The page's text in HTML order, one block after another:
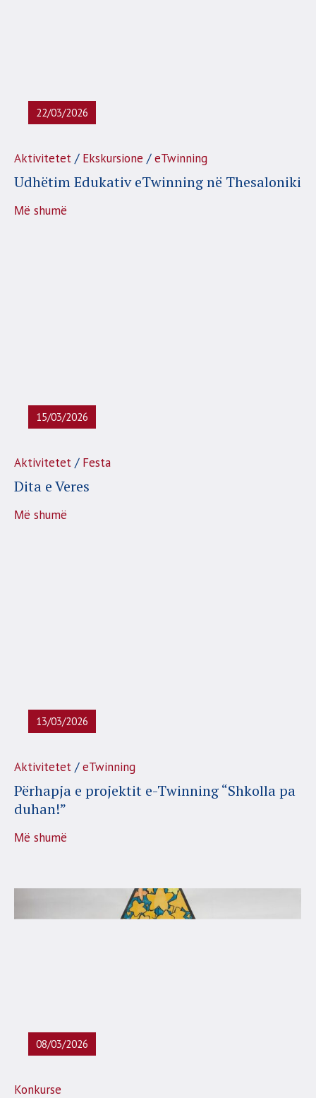
22/03/2026
Aktivitetet/ Ekskursione /eTwinning
Udhëtim Edukativ eTwinning në Thesaloniki
Μë shumë
15/03/2026
Aktivitetet/ Festa
Dita e Veres
Μë shumë
13/03/2026
Aktivitetet/eTwinning
Përhapja e projektit e-Twinning “Shkolla pa
duhan!”
Μë shumë
08/03/2026
Konkurse